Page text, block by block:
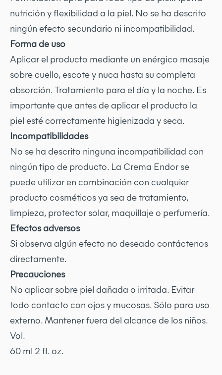
nutrición y flexibilidad a la piel. No se ha descrito
ningún efecto secundario ni incompatibilidad.
Forma de uso
Aplicar el producto mediante un enérgico masaje
sobre cuello, escote y nuca hasta su completa
absorción. Tratamiento para el día y la noche. Es
importante que antes de aplicar el producto la
piel esté correctamente higienizada y seca.
Incompatibilidades
No se ha descrito ninguna incompatibilidad con
ningún tipo de producto. La Crema Endor se
puede utilizar en combinación con cualquier
producto cosméticos ya sea de tratamiento,
limpieza, protector solar, maquillaje o perfumería.
Efectos adversos
Si observa algún efecto no deseado contáctenos
directamente.
Precauciones
No aplicar sobre piel dañada o irritada. Evitar
todo contacto con ojos y mucosas. Sólo para uso
externo. Mantener fuera del alcance de los niños.
Vol.
60 ml 2 fl. oz.